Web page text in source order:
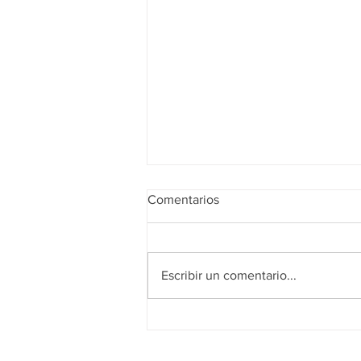
Realidad de octubre
Comentarios
Escribir un comentario...